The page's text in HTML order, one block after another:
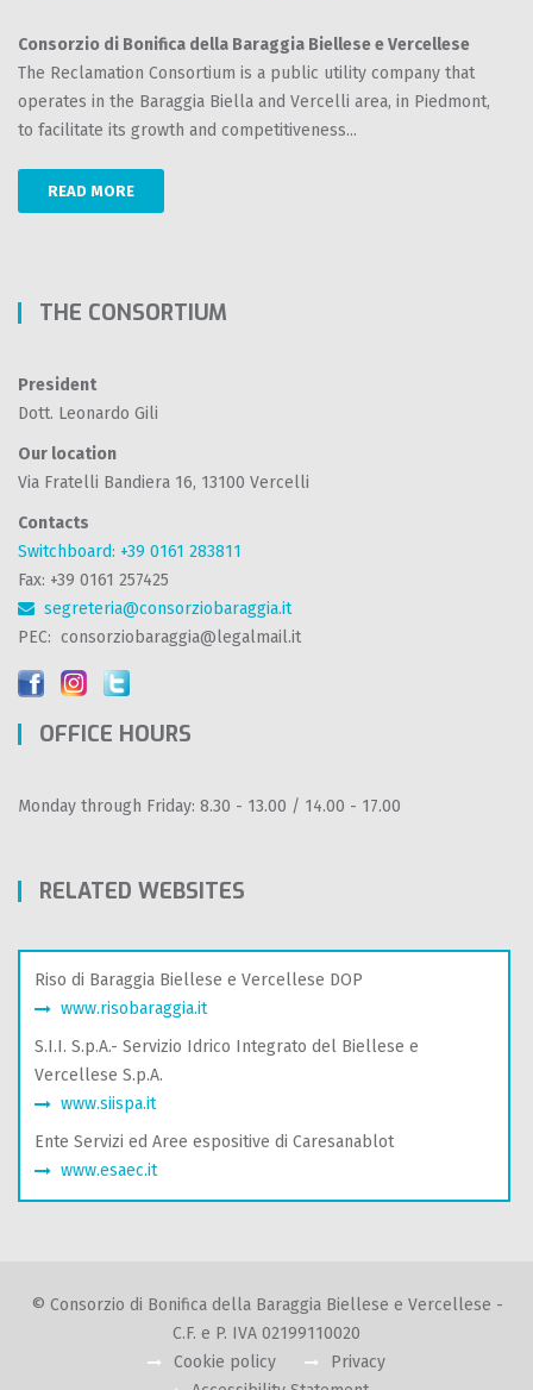
Consorzio di Bonifica della Baraggia Biellese e Vercellese
The Reclamation Consortium is a public utility company that
operates in the Baraggia Biella and Vercelli area, in Piedmont,
to facilitate its growth and competitiveness...
READ MORE
THE CONSORTIUM
President
Dott. Leonardo Gili
Our location
Via Fratelli Bandiera 16, 13100 Vercelli
Contacts
Switchboard: +39 0161 283811
Fax: +39 0161 257425
segreteria@consorziobaraggia.it
PEC: consorziobaraggia@legalmail.it
OFFICE HOURS
Monday through Friday: 8.30 - 13.00 / 14.00 - 17.00
RELATED WEBSITES
Riso di Baraggia Biellese e Vercellese DOP
www.risobaraggia.it
S.I.I. S.p.A.- Servizio Idrico Integrato del Biellese e
Vercellese S.p.A.
www.siispa.it
Ente Servizi ed Aree espositive di Caresanablot
www.esaec.it
© Consorzio di Bonifica della Baraggia Biellese e Vercellese -
C.F. e P. IVA 02199110020
Cookie policy
Privacy